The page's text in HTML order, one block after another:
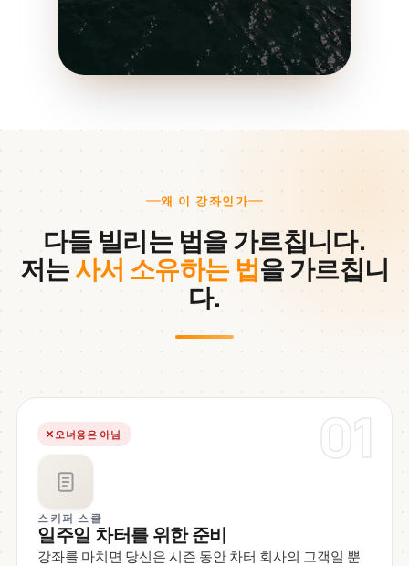
왜 이 강좌인가
다들 빌리는 법을 가르칩니다.
저는사서 소유하는 법을 가르칩니
다.
01
오너용은 아님
스키퍼 스쿨
일주일 차터를 위한 준비
강좌를 마치면 당신은 시즌 동안 차터 회사의 고객일 뿐